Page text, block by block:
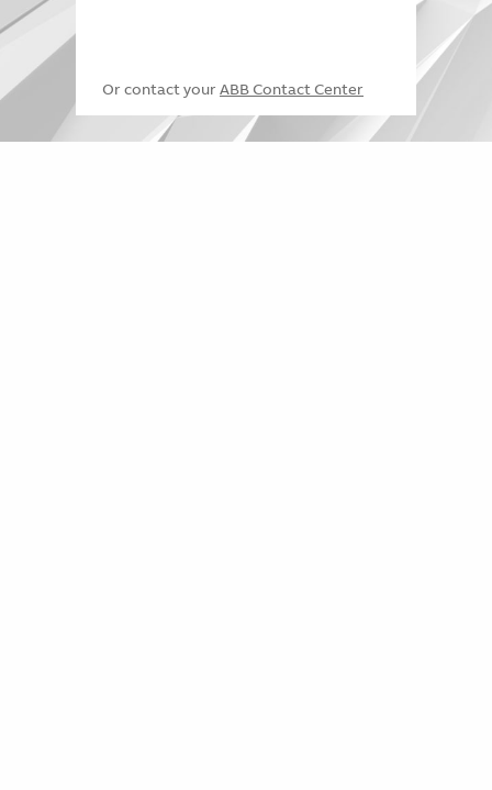
Or contact your ABB Contact Center